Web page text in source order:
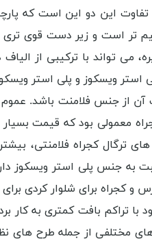
این دو این است که
تر است و زیر دست قوی تری
می تواند با ترکیبی از
استر ویسکوز و پلی استر
آن از جنس فلامنت باشد. عموم
معمولی بود که قیمت
های ترگال کجراه فلامنتی،
به جنس پلی استر ویسکوز
و کجراه برای شلوار کردی
با تراکم بافت کمتری به کار
مختلفی از جمله طرح های